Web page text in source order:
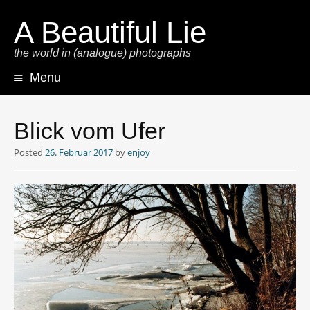
A Beautiful Lie
the world in (analogue) photographs
Menu
content
Blick vom Ufer
Posted 26. Februar 2017 byenjoy